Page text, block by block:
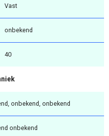
Vast
onbekend
40
onbekend, onbekend
onbekend